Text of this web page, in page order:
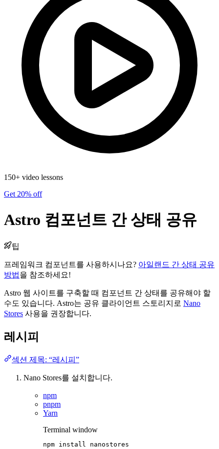
150+ video lessons
Get 20% off
Astro 컴포넌트 간 상태 공유
팁
프레임워크 컴포넌트를 사용하시나요? 아일랜드 간 상태 공유
방법을 참조하세요!
Astro 웹 사이트를 구축할 때 컴포넌트 간 상태를 공유해야 할
수도 있습니다. Astro는 공유 클라이언트 스토리지로 Nano
Stores 사용을 권장합니다.
레시피
섹션 제목: “레시피”
Nano Stores를 설치합니다.
npm
pnpm
Yarn
Terminal window
npm install nanostores